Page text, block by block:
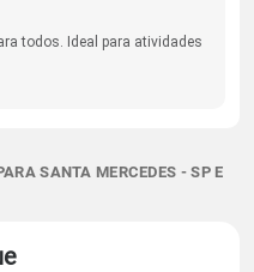
todos. Ideal para atividades
SANTA MERCEDES - SP E